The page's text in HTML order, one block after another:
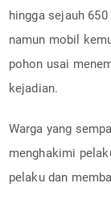
hingga sejauh
namun mobil
pohon usai
kejadian.
Warga yang
menghakimi
pelaku dan